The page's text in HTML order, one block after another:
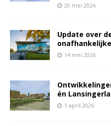
20 mei 2026
Update over
14 mei 2026
én
1 april 2026